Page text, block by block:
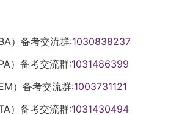
）备考交流群:1030838237
）备考交流群:1031486399
）备考交流群:1003731121
）备考交流群:1031430494